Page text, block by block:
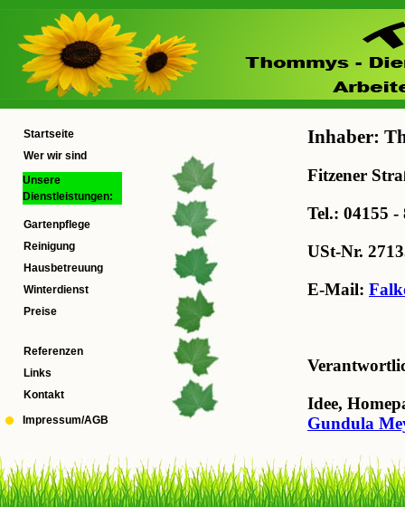
Startseite
Wer wir sind
Unsere
Dienstleistungen:
Gartenpflege
Reinigung
Hausbetreuung
Winterdienst
Preise
Referenzen
Links
Kontakt
Impressum/AGB
Inhaber:
Fitzener
Tel.: 04155 -
USt-Nr.
E-Mail:
Idee,
Gundula